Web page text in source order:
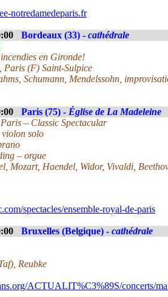
notredamedeparis.fr
Bordeaux (33) - cathédrale
en Gironde!
Paris (F) Saint-Sulpice
Schumann, Mendelssohn,
Paris (75) - Église de La Madeleine
– Classic Spectacular
solo
– orgue
Mozart, Haendel, Widor, Vivaldi,
spectacles/ensemble-royal-de-paris
Bruxelles (Belgique) - cathédrale
Reubke
ACTUALIT%C3%89S/concerts/